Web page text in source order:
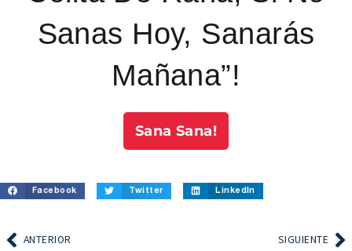
Sanas Hoy, Sanarás
Mañana”!
Sana Sana!
Facebook Twitter LinkedIn
ANTERIOR SIGUIENTE